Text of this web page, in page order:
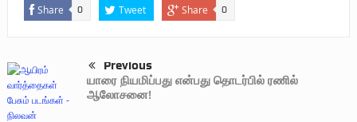
Share 0 Tweet Share 0
Previous
யாரை நியமிப்பது என்பது தொடர்பில் ரணில்
ஆலோசனை!